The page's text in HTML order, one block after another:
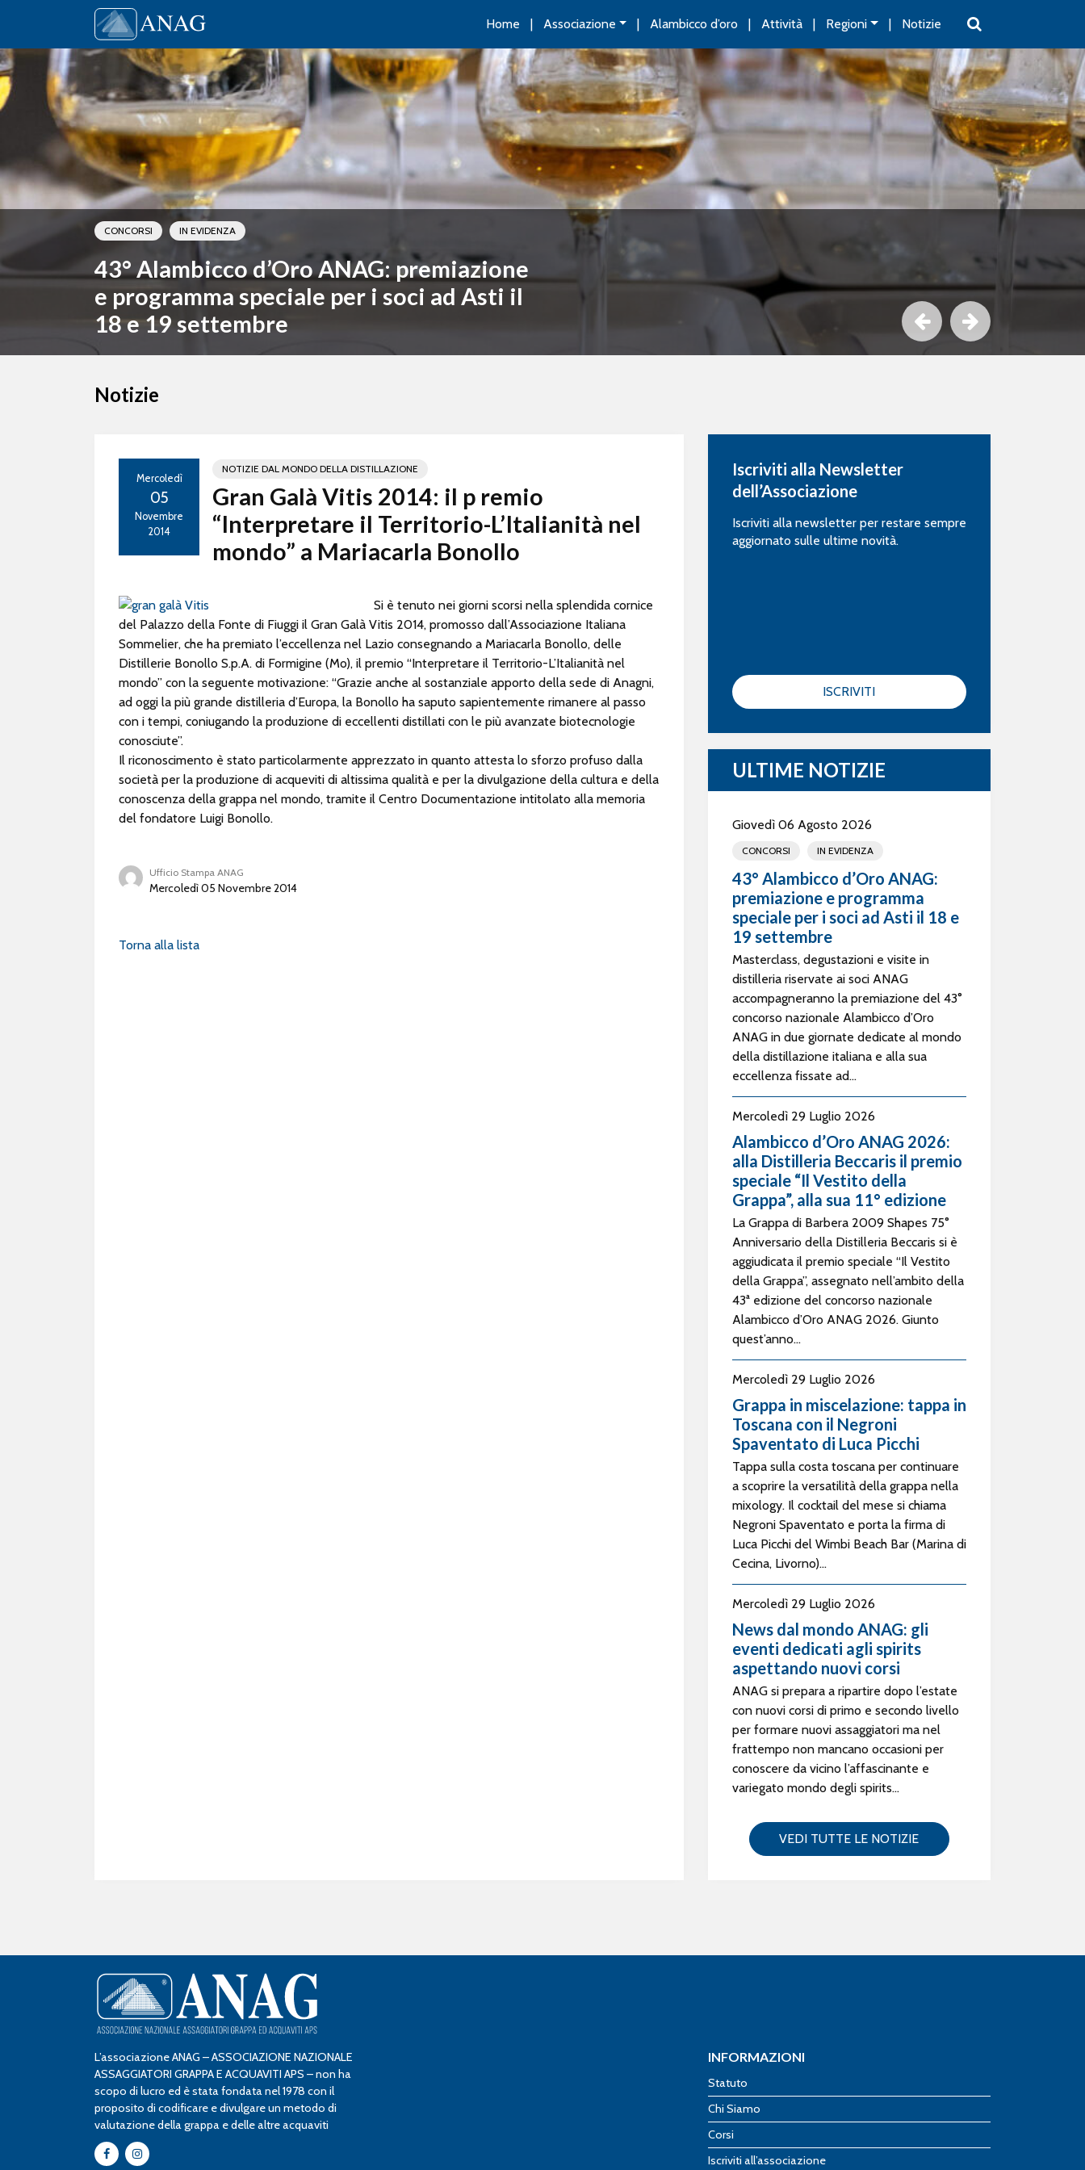
Main Navigation Home Associazione Alambicco d’oro Attività Regioni Notizie
CONCORSI IN EVIDENZA
43° Alambicco d’Oro ANAG: premiazione
e programma speciale per i soci ad Asti il
18 e 19 settembre
Notizie
Mercoledì
05
Novembre
2014
NOTIZIE DAL MONDO DELLA DISTILLAZIONE
Gran Galà Vitis 2014: il p remio
“Interpretare il Territorio-L’Italianità nel
mondo” a Mariacarla Bonollo
Si è tenuto nei giorni scorsi nella splendida cornice
del Palazzo della Fonte di Fiuggi il Gran Galà Vitis 2014, promosso dall’Associazione Italiana
Sommelier, che ha premiato l’eccellenza nel Lazio consegnando a Mariacarla Bonollo, delle
Distillerie Bonollo S.p.A. di Formigine (Mo), il premio “Interpretare il Territorio-L’Italianità nel
mondo” con la seguente motivazione: “Grazie anche al sostanziale apporto della sede di Anagni,
ad oggi la più grande distilleria d’Europa, la Bonollo ha saputo sapientemente rimanere al passo
con i tempi, coniugando la produzione di eccellenti distillati con le più avanzate biotecnologie
conosciute”.
Il riconoscimento è stato particolarmente apprezzato in quanto attesta lo sforzo profuso dalla
società per la produzione di acqueviti di altissima qualità e per la divulgazione della cultura e della
conoscenza della grappa nel mondo, tramite il Centro Documentazione intitolato alla memoria
del fondatore Luigi Bonollo.
Ufficio Stampa ANAG
Mercoledì 05 Novembre 2014
Torna alla lista
Iscriviti alla Newsletter
dell’Associazione
Iscriviti alla newsletter per restare sempre
aggiornato sulle ultime novità.
ISCRIVITI
ULTIME NOTIZIE
Giovedì 06 Agosto 2026
CONCORSI IN EVIDENZA
43° Alambicco d’Oro ANAG:
premiazione e programma
speciale per i soci ad Asti il 18 e
19 settembre
Masterclass, degustazioni e visite in
distilleria riservate ai soci ANAG
accompagneranno la premiazione del 43°
concorso nazionale Alambicco d’Oro
ANAG in due giornate dedicate al mondo
della distillazione italiana e alla sua
eccellenza fissate ad...
Mercoledì 29 Luglio 2026
Alambicco d’Oro ANAG 2026:
alla Distilleria Beccaris il premio
speciale “Il Vestito della
Grappa”, alla sua 11° edizione
La Grappa di Barbera 2009 Shapes 75°
Anniversario della Distilleria Beccaris si è
aggiudicata il premio speciale “Il Vestito
della Grappa”, assegnato nell’ambito della
43ª edizione del concorso nazionale
Alambicco d’Oro ANAG 2026. Giunto
quest’anno...
Mercoledì 29 Luglio 2026
Grappa in miscelazione: tappa in
Toscana con il Negroni
Spaventato di Luca Picchi
Tappa sulla costa toscana per continuare
a scoprire la versatilità della grappa nella
mixology. Il cocktail del mese si chiama
Negroni Spaventato e porta la firma di
Luca Picchi del Wimbi Beach Bar (Marina di
Cecina, Livorno)...
Mercoledì 29 Luglio 2026
News dal mondo ANAG: gli
eventi dedicati agli spirits
aspettando nuovi corsi
ANAG si prepara a ripartire dopo l’estate
con nuovi corsi di primo e secondo livello
per formare nuovi assaggiatori ma nel
frattempo non mancano occasioni per
conoscere da vicino l’affascinante e
variegato mondo degli spirits...
VEDI TUTTE LE NOTIZIE
L’associazione ANAG – ASSOCIAZIONE NAZIONALE
ASSAGGIATORI GRAPPA E ACQUAVITI APS – non ha
scopo di lucro ed è stata fondata nel 1978 con il
proposito di codificare e divulgare un metodo di
valutazione della grappa e delle altre acquaviti
INFORMAZIONI
Statuto
Chi Siamo
Corsi
Iscriviti all’associazione